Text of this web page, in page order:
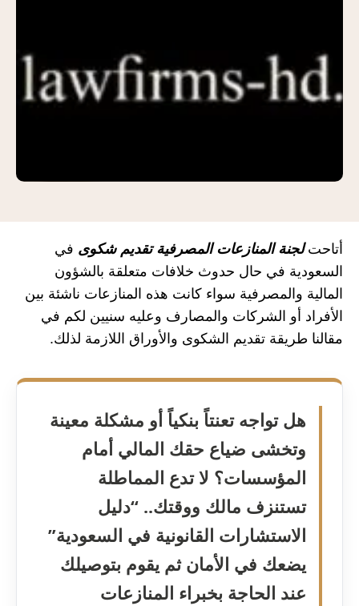
أتاحتلجنة المنازعات المصرفية تقديم شكوى في
السعودية في حال حدوث خلافات متعلقة بالشؤون
المالية والمصرفية سواء كانت هذه المنازعات ناشئة بين
الأفراد أو الشركات والمصارف وعليه سنيين لكم في
مقالنا طريقة تقديم الشكوى والأوراق اللازمة لذلك.
هل تواجه تعنتاً بنكياً أو مشكلة معينة
وتخشى ضياع حقك المالي أمام
المؤسسات؟ لا تدع المماطلة
تستنزف مالك ووقتك.. “دليل
الاستشارات القانونية في السعودية”
يضعك في الأمان ثم يقوم بتوصيلك
عند الحاجة بخبراء المنازعات